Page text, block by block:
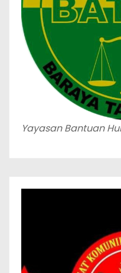
Yayasan Bantuan